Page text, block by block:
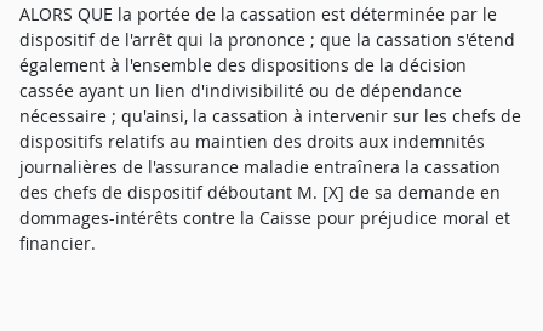
ALORS QUE la portée de la cassation est déterminée par le
dispositif de l'arrêt qui la prononce ; que la cassation s'étend
également à l'ensemble des dispositions de la décision
cassée ayant un lien d'indivisibilité ou de dépendance
nécessaire ; qu'ainsi, la cassation à intervenir sur les chefs de
dispositifs relatifs au maintien des droits aux indemnités
journalières de l'assurance maladie entraînera la cassation
des chefs de dispositif déboutant M. [X] de sa demande en
dommages-intérêts contre la Caisse pour préjudice moral et
financier.